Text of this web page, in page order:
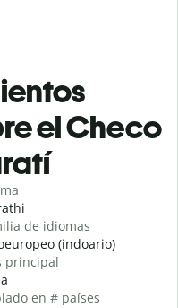
el Checo
de idiomas
(indoario)
principal
en # países